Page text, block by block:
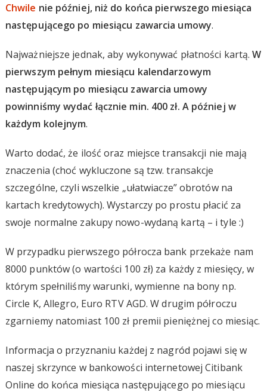
Chwile nie później, niż do końca pierwszego miesiąca
następującego po miesiącu zawarcia umowy.
Najważniejsze jednak, aby wykonywać płatności kartą.W
pierwszym pełnym miesiącu kalendarzowym
następującym po miesiącu zawarcia umowy
powinniśmy wydać łącznie min. 400 zł. A później w
każdym kolejnym.
Warto dodać, że ilość oraz miejsce transakcji nie mają
znaczenia (choć wykluczone są tzw. transakcje
szczególne, czyli wszelkie „ułatwiacze” obrotów na
kartach kredytowych). Wystarczy po prostu płacić za
swoje normalne zakupy nowo-wydaną kartą – i tyle :)
W przypadku pierwszego półrocza bank przekaże nam
8000 punktów (o wartości 100 zł) za każdy z miesięcy, w
którym spełniliśmy warunki, wymienne na bony np.
Circle K, Allegro, Euro RTV AGD. W drugim półroczu
zgarniemy natomiast 100 zł premii pieniężnej co miesiąc.
Informacja o przyznaniu każdej z nagród pojawi się w
naszej skrzynce w bankowości internetowej Citibank
Online do końca miesiąca następującego po miesiącu